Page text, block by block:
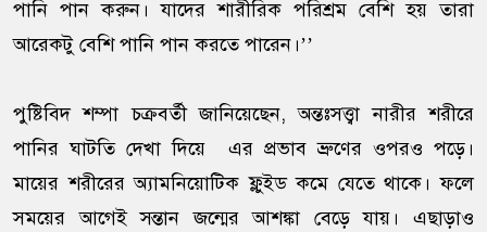
পানি পান করুন। যাদের শারীরিক পরিশ্রম বেশি হয় তারা
আরেকটু বেশি পানি পান করতে পারেন।’’
পুষ্টিবিদ শম্পা চক্রবর্তী জানিয়েছেন, অন্তঃসত্ত্বা নারীর শরীরে
পানির ঘাটতি দেখা দিয়ে এর প্রভাব ভ্রুণের ওপরও পড়ে।
মায়ের শরীরের অ্যামনিয়োটিক ফ্লুইড কমে যেতে থাকে। ফলে
সময়ের আগেই সন্তান জন্মের আশঙ্কা বেড়ে যায়। এছাড়াও